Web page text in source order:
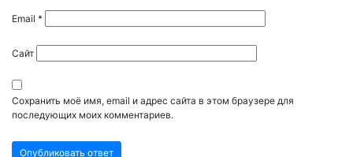
Email *
Сайт
Сохранить моё имя, email и адрес сайта в этом браузере для
последующих моих комментариев.